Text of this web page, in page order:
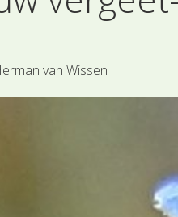
van Wissen